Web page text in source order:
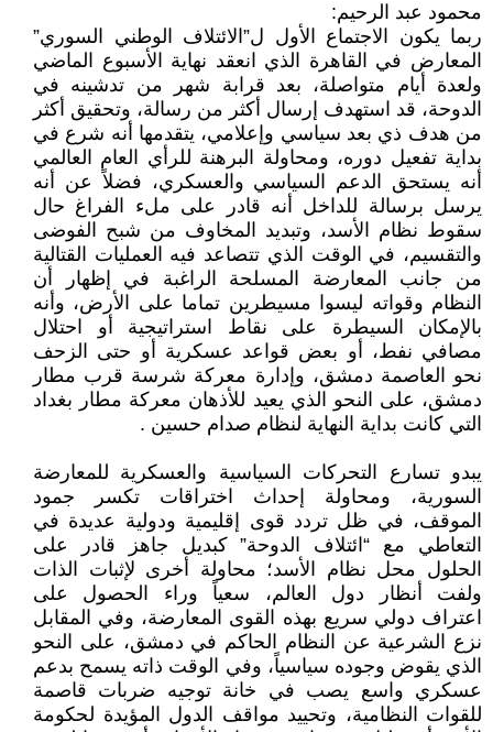
محمود عبد الرحيم:
ربما يكون الاجتماع الأول ل”الائتلاف الوطني السوري”
المعارض في القاهرة الذي انعقد نهاية الأسبوع الماضي
ولعدة أيام متواصلة، بعد قرابة شهر من تدشينه في
الدوحة، قد استهدف إرسال أكثر من رسالة، وتحقيق أكثر
من هدف ذي بعد سياسي وإعلامي، يتقدمها أنه شرع في
بداية تفعيل دوره، ومحاولة البرهنة للرأي العام العالمي
أنه يستحق الدعم السياسي والعسكري، فضلاً عن أنه
يرسل برسالة للداخل أنه قادر على ملء الفراغ حال
سقوط نظام الأسد، وتبديد المخاوف من شبح الفوضى
والتقسيم، في الوقت الذي تتصاعد فيه العمليات القتالية
من جانب المعارضة المسلحة الراغبة في إظهار أن
النظام وقواته ليسوا مسيطرين تماما على الأرض، وأنه
بالإمكان السيطرة على نقاط استراتيجية أو احتلال
مصافي نفط، أو بعض قواعد عسكرية أو حتى الزحف
نحو العاصمة دمشق، وإدارة معركة شرسة قرب مطار
دمشق، على النحو الذي يعيد للأذهان معركة مطار بغداد
التي كانت بداية النهاية لنظام صدام حسين .
يبدو تسارع التحركات السياسية والعسكرية للمعارضة
السورية، ومحاولة إحداث اختراقات تكسر جمود
الموقف، في ظل تردد قوى إقليمية ودولية عديدة في
التعاطي مع “ائتلاف الدوحة” كبديل جاهز قادر على
الحلول محل نظام الأسد؛ محاولة أخرى لإثبات الذات
ولفت أنظار دول العالم، سعياً وراء الحصول على
اعتراف دولي سريع بهذه القوى المعارضة، وفي المقابل
نزع الشرعية عن النظام الحاكم في دمشق، على النحو
الذي يقوض وجوده سياسياً، وفي الوقت ذاته يسمح بدعم
عسكري واسع يصب في خانة توجيه ضربات قاصمة
للقوات النظامية، وتحييد مواقف الدول المؤيدة لحكومة